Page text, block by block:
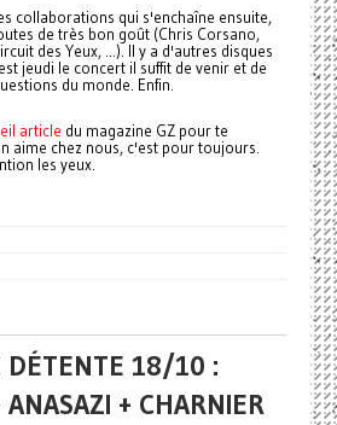
collaborations qui s'enchaîne ensuite,
de très bon goût (Chris Corsano,
des Yeux, ...). Il y a d'autres disques
jeudi le concert il suffit de venir et de
du monde. Enfin.
article du magazine GZ pour te
aime chez nous, c'est pour toujours.
les yeux.
DÉTENTE 18/10 :
ANASAZI + CHARNIER